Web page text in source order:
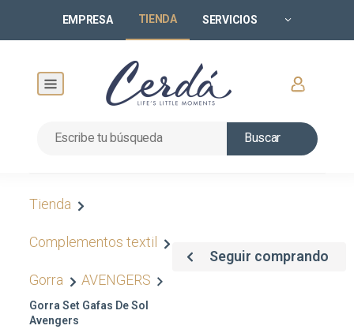
EMPRESA TIENDA SERVICIOS
Buscar
Tienda
Complementos textil
Gorra AVENGERS
Gorra Set Gafas De Sol
Avengers
Seguir comprando